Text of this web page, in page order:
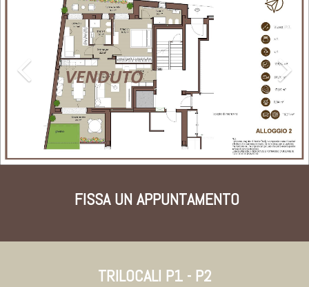
FISSA UN APPUNTAMENTO
TRILOCALI P1 - P2